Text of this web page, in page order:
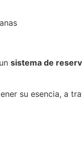
sistema de
su esencia, a